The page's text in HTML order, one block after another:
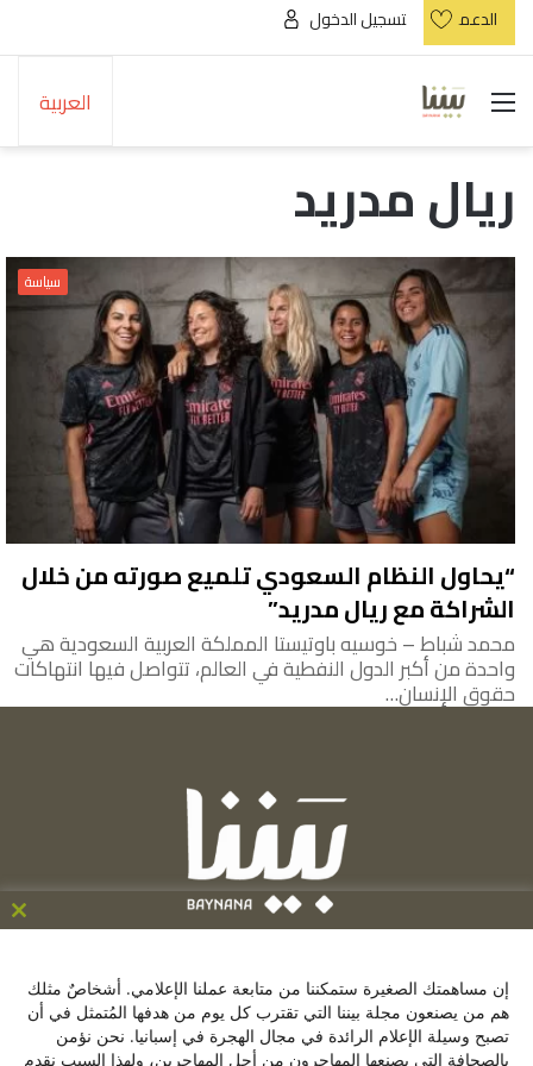
الدعم تسجيل الدخول
العربية القائمة
ريال مدريد
سياسة
“يحاول النظام السعودي تلميع صورته من خلال
الشراكة مع ريال مدريد”
محمد شباط – خوسيه باوتيستا المملكة العربية السعودية هي
واحدة من أكبر الدول النفطية في العالم، تتواصل فيها انتهاكات
حقوق الإنسان…
C/ de la Victoria 9, 1º, 28012, Madrid ,España
+34641137976
contacto@baynana.es
إن مساهمتك الصغيرة ستمكننا من متابعة عملنا الإعلامي. أشخاصٌ مثلك
هم من يصنعون مجلة بيننا التي تقترب كل يوم من هدفها المُتمثل في أن
تصبح وسيلة الإعلام الرائدة في مجال الهجرة في إسبانيا. نحن نؤمن
بالصحافة التي يصنعها المهاجرون من أجل المهاجرين، ولهذا السبب نقدم